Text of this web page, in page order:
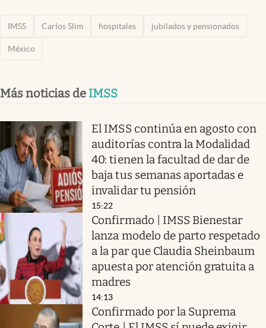
IMSS Carlos Slim hospitales jubilados y pensionados
México
Más noticias de IMSS
El IMSS continúa en agosto con
auditorías contra la Modalidad
40: tienen la facultad de dar de
baja tus semanas aportadas e
invalidar tu pensión
15:22
Confirmado | IMSS Bienestar
lanza modelo de parto respetado
a la par que Claudia Sheinbaum
apuesta por atención gratuita a
madres
14:13
Confirmado por la Suprema